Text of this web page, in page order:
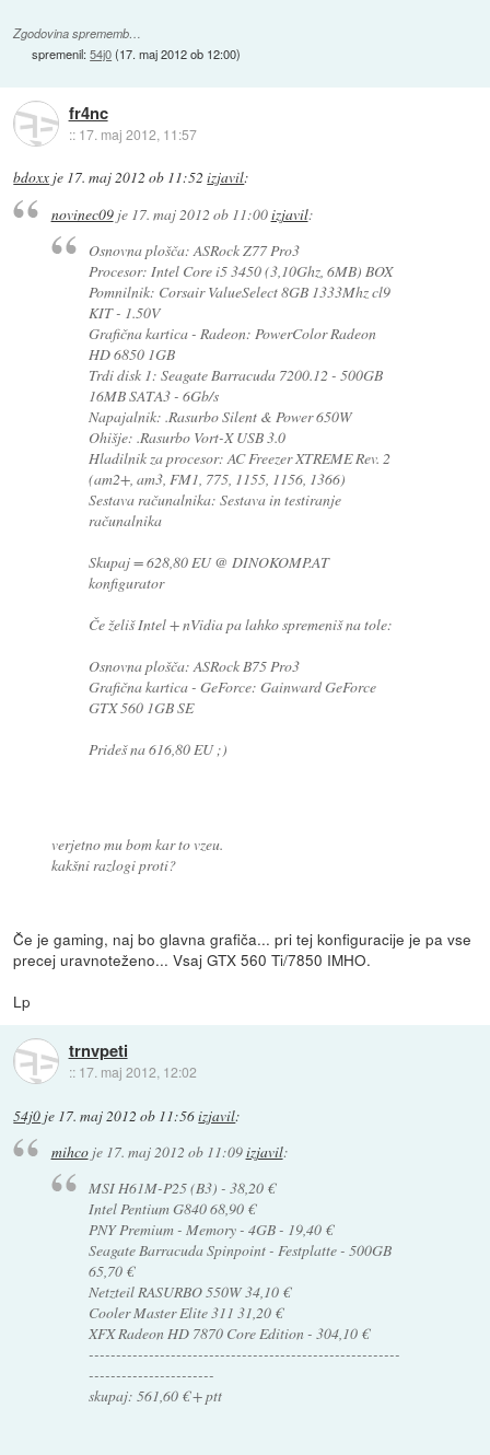
Zgodovina sprememb…
spremenil:54j0(17. maj 2012 ob 12:00)
fr4nc
:: 17. maj 2012, 11:57
bdoxx je 17. maj 2012 ob 11:52 izjavil:
novinec09je 17. maj 2012 ob 11:00izjavil:
Osnovna plošča: ASRock Z77 Pro3
Procesor: Intel Core i5 3450 (3,10Ghz, 6MB) BOX
Pomnilnik: Corsair ValueSelect 8GB 1333Mhz cl9
KIT - 1.50V
Grafična kartica - Radeon: PowerColor Radeon
HD 6850 1GB
Trdi disk 1: Seagate Barracuda 7200.12 - 500GB
16MB SATA3 - 6Gb/s
Napajalnik: .Rasurbo Silent & Power 650W
Ohišje: .Rasurbo Vort-X USB 3.0
Hladilnik za procesor: AC Freezer XTREME Rev. 2
(am2+, am3, FM1, 775, 1155, 1156, 1366)
Sestava računalnika: Sestava in testiranje
računalnika
Skupaj = 628,80 EU @ DINOKOMP.AT
konfigurator
Če želiš Intel + nVidia pa lahko spremeniš na tole:
Osnovna plošča: ASRock B75 Pro3
Grafična kartica - GeForce: Gainward GeForce
GTX 560 1GB SE
Prideš na 616,80 EU ;)
verjetno mu bom kar to vzeu.
kakšni razlogi proti?
Če je gaming, naj bo glavna grafiča... pri tej konfiguracije je pa vse
precej uravnoteženo... Vsaj GTX 560 Ti/7850 IMHO.
Lp
trnvpeti
:: 17. maj 2012, 12:02
54j0 je 17. maj 2012 ob 11:56izjavil:
mihcoje 17. maj 2012 ob 11:09izjavil:
MSI H61M-P25 (B3) - 38,20 €
Intel Pentium G840 68,90 €
PNY Premium - Memory - 4GB - 19,40 €
Seagate Barracuda Spinpoint - Festplatte - 500GB
65,70 €
Netzteil RASURBO 550W 34,10 €
Cooler Master Elite 311 31,20 €
XFX Radeon HD 7870 Core Edition - 304,10 €
---------------------------------------------------------
-----------------------
skupaj: 561,60 € + ptt